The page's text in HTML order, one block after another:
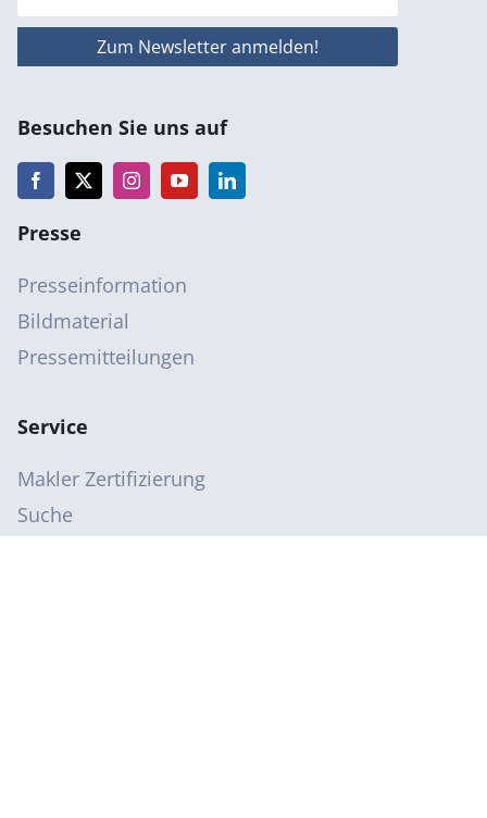
Besuchen Sie uns auf
Presse
Presseinformation
Bildmaterial
Pressemitteilungen
Service
Makler Zertifizierung
Suche